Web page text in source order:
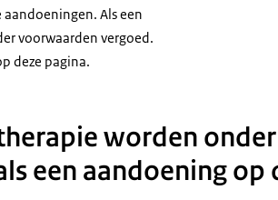
Als een
voorwaarden vergoed.
deze pagina.
worden onder
een aandoening op